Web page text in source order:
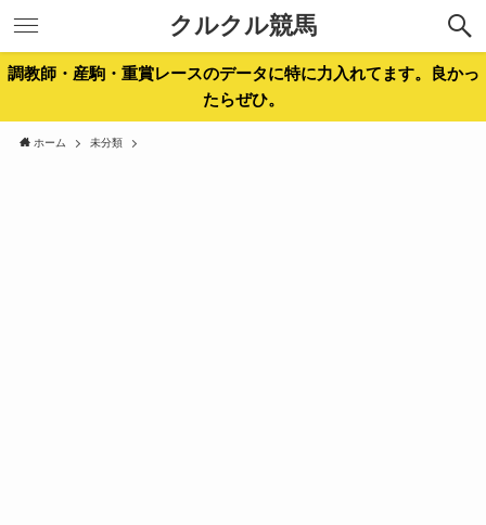
クルクル競馬
調教師・産駒・重賞レースのデータに特に力入れてます。良かっ
たらぜひ。
ホーム 未分類